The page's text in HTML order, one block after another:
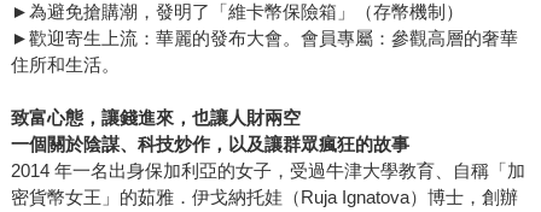
►為避免搶購潮，發明了「維卡幣保險箱」（存幣機制）
►歡迎寄生上流：華麗的發布大會。會員專屬：參觀高層的奢華
住所和生活。
致富心態，讓錢進來，也讓人財兩空
一個關於陰謀、科技炒作，以及讓群眾瘋狂的故事
2014 年一名出身保加利亞的女子，受過牛津大學教育、自稱「加
密貨幣女王」的茹雅．伊戈納托娃（Ruja Ignatova）博士，創辦